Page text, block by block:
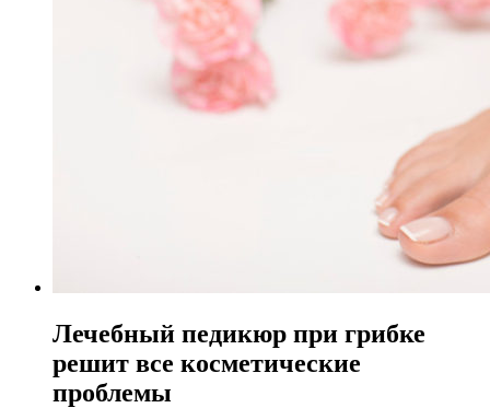
Лечебный педикюр при грибке
решит все косметические
проблемы